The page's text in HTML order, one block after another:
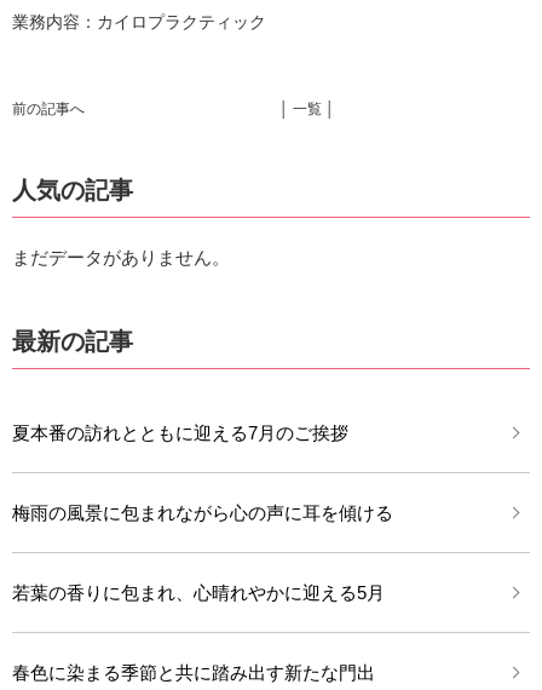
業務内容：カイロプラクティック
前の記事へ │ 一覧 │
人気の記事
まだデータがありません。
最新の記事
夏本番の訪れとともに迎える7月のご挨拶
梅雨の風景に包まれながら心の声に耳を傾ける
若葉の香りに包まれ、心晴れやかに迎える5月
春色に染まる季節と共に踏み出す新たな門出